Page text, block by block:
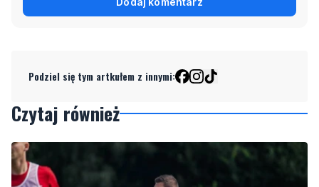
Podziel się tym artkułem z innymi:
Czytaj również